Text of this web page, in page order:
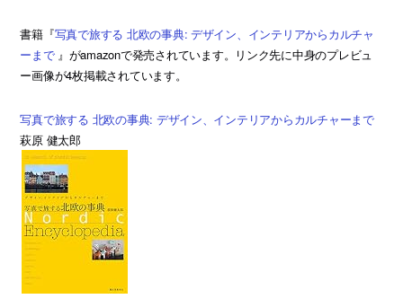
書籍『写真で旅する 北欧の事典: デザイン、インテリアからカルチャ
ーまで 』がamazonで発売されています。リンク先に中身のプレビュ
ー画像が4枚掲載されています。
写真で旅する 北欧の事典: デザイン、インテリアからカルチャーまで
萩原 健太郎